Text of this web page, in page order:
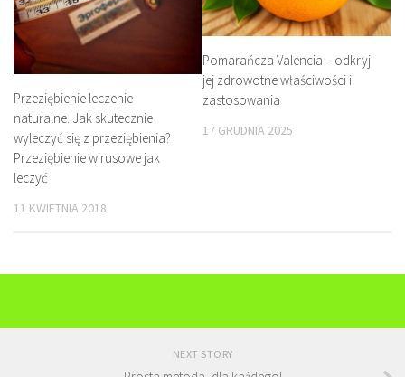
Przeziębienie leczenie
naturalne. Jak skutecznie
wyleczyć się z przeziębienia?
Przeziębienie wirusowe jak
leczyć
11 KWIETNIA 2018
Pomarańcza Valencia – odkryj
jej zdrowotne właściwości i
zastosowania
17 GRUDNIA 2025
NEXT STORY